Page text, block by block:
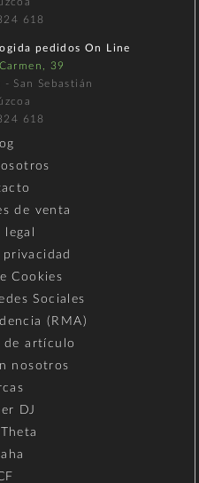
618
pedidos On Line
39
San Sebastián
618
de venta
Cookies
Sociales
(RMA)
de artículo
nosotros
DJ